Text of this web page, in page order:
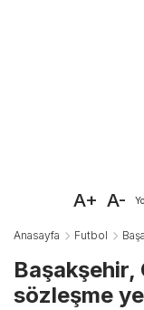
A+ A-
Anasayfa Futbol
Başakşehir,
sözleşme